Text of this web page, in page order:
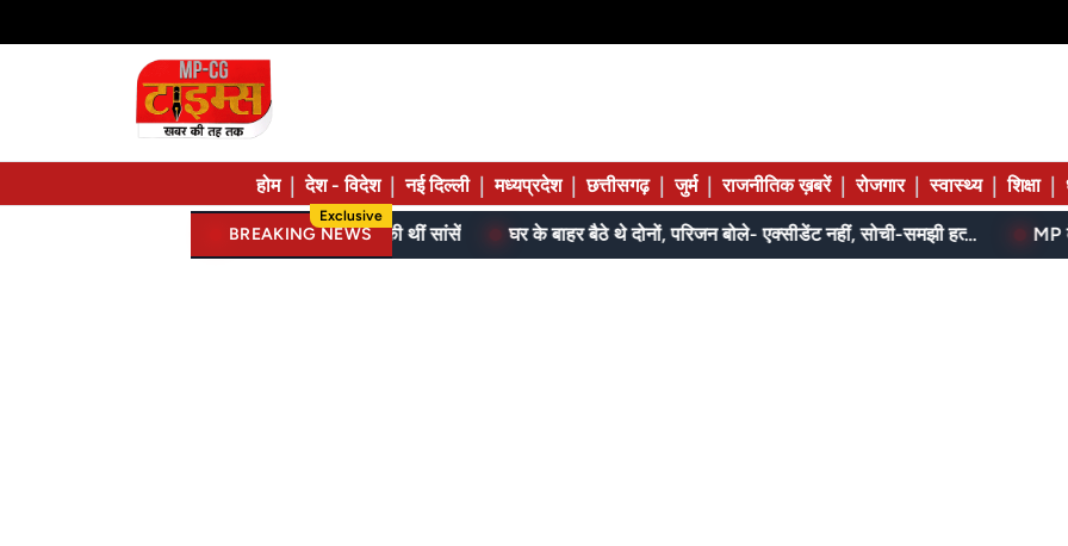
होम देश - विदेश नई दिल्ली मध्यप्रदेश छत्तीसगढ़ जुर्म राजनीतिक ख़बरें रोजगार स्वास्थ्य शिक्षा
BREAKING NEWS
Exclusive
में मिला शव, फंदे से उतारने तक थम चुकी थीं सांसें घर के बाहर बैठे थे दोनों, परिजन बोले- एक्सीडेंट नहीं, सोची-समझी हत्या; एसपी बोले- दबिश जारी